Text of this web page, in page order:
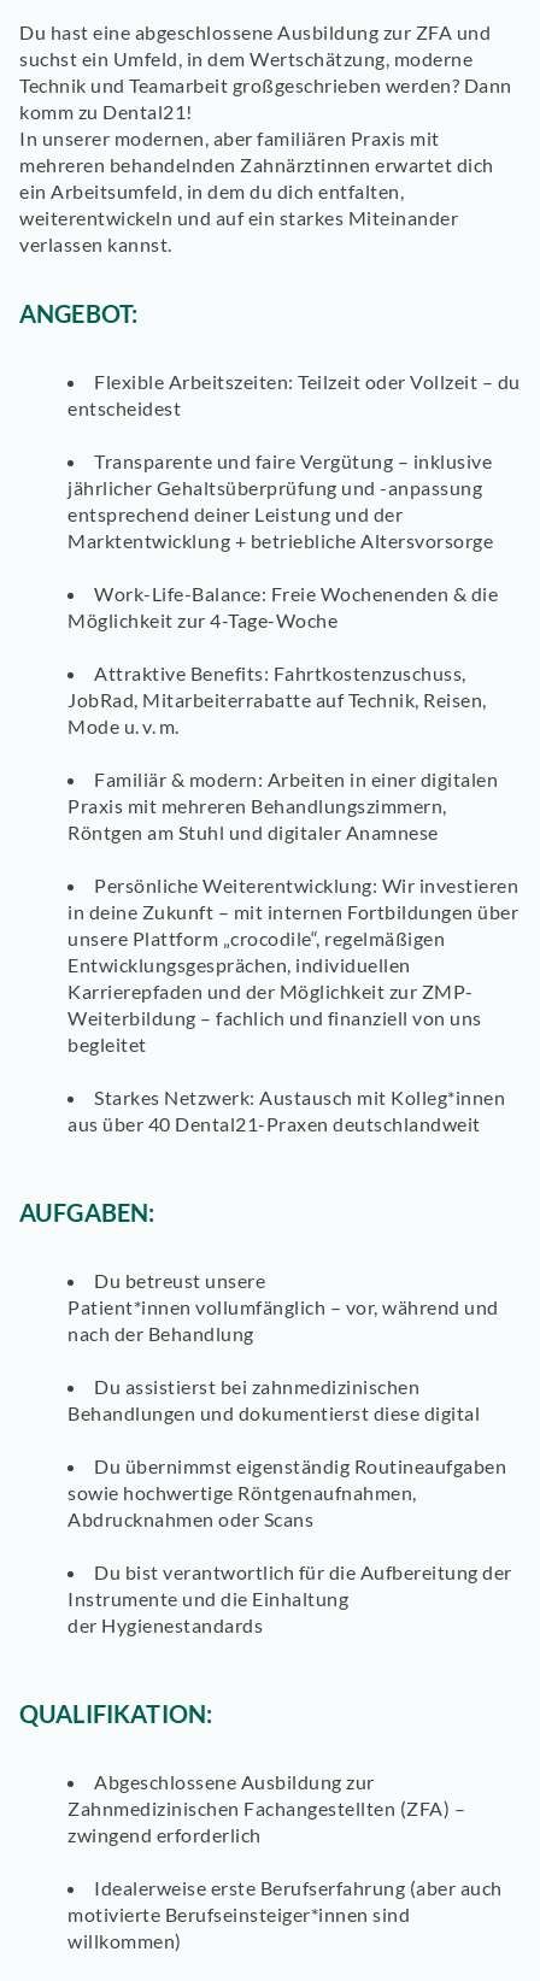
Du hast eine abgeschlossene Ausbildung zur ZFA und
suchst ein Umfeld, in dem Wertschätzung, moderne
Technik und Teamarbeit großgeschrieben werden? Dann
komm zu Dental21!
In unserer modernen, aber familiären Praxis mit
mehreren behandelnden Zahnärztinnen erwartet dich
ein Arbeitsumfeld, in dem du dich entfalten,
weiterentwickeln und auf ein starkes Miteinander
verlassen kannst.
ANGEBOT:
Flexible Arbeitszeiten: Teilzeit oder Vollzeit – du
entscheidest
Transparente und faire Vergütung – inklusive
jährlicher Gehaltsüberprüfung und -anpassung
entsprechend deiner Leistung und der
Marktentwicklung + betriebliche Altersvorsorge
Work-Life-Balance: Freie Wochenenden & die
Möglichkeit zur 4-Tage-Woche
Attraktive Benefits: Fahrtkostenzuschuss,
JobRad, Mitarbeiterrabatte auf Technik, Reisen,
Mode u. v. m.
Familiär & modern: Arbeiten in einer digitalen
Praxis mit mehreren Behandlungszimmern,
Röntgen am Stuhl und digitaler Anamnese
Persönliche Weiterentwicklung: Wir investieren
in deine Zukunft – mit internen Fortbildungen über
unsere Plattform „crocodile“, regelmäßigen
Entwicklungsgesprächen, individuellen
Karrierepfaden und der Möglichkeit zur ZMP-
Weiterbildung – fachlich und finanziell von uns
begleitet
Starkes Netzwerk: Austausch mit Kolleg*innen
aus über 40 Dental21-Praxen deutschlandweit
AUFGABEN:
Du betreust unsere
Patient*innen vollumfänglich – vor, während und
nach der Behandlung
Du assistierst bei zahnmedizinischen
Behandlungen und dokumentierst diese digital
Du übernimmst eigenständig Routineaufgaben
sowie hochwertige Röntgenaufnahmen,
Abdrucknahmen oder Scans
Du bist verantwortlich für die Aufbereitung der
Instrumente und die Einhaltung
der Hygienestandards
QUALIFIKATION:
Abgeschlossene Ausbildung zur
Zahnmedizinischen Fachangestellten (ZFA) –
zwingend erforderlich
Idealerweise erste Berufserfahrung (aber auch
motivierte Berufseinsteiger*innen sind
willkommen)